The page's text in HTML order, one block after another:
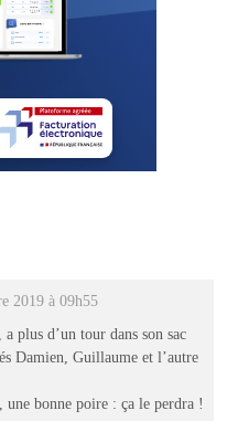
2019 à 09h55
plus d’un tour dans son sac
Damien, Guillaume et l’autre
une bonne poire : ça le perdra !